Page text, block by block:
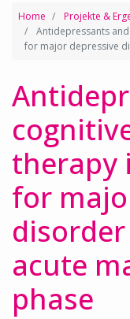
Home
Projekte &
Antidepressants
for major depressive
therapy
for
acute
phase